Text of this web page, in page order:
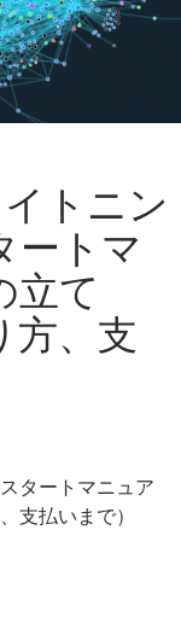
トニン
ートマ
立て
方、支
タートマニュア
支払いまで）